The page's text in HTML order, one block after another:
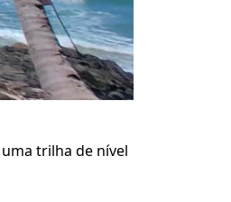
trilha de nível